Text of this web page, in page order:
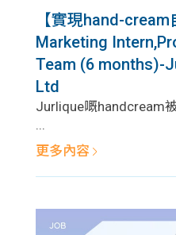
【實現hand-cream
Marketing
Team (6 months)-
Ltd
Jurlique嘅handcream
...
更多內容